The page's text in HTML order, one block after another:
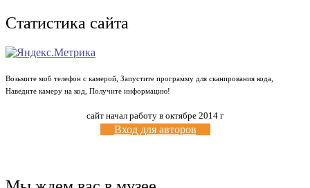
Статистика сайта
Возьмите моб телефон с камерой, Запустите программу для сканирования кода,
Наведите камеру на код, Получите информацию!
сайт начал работу в октябре 2014 г
Вход для авторов